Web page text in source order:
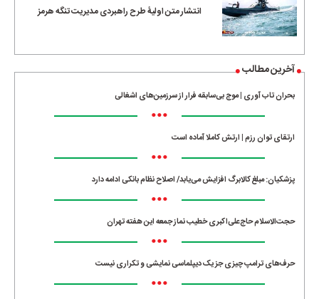
انتشار متن اولیۀ طرح راهبردی مدیریت تنگه هرمز
آخرین مطالب
بحران تاب آوری | موج بی‌سابقه فرار از سرزمین‌های اشغالی
•••
ارتقای توان رزم | ارتش کاملا آماده است
•••
پزشکیان: مبلغ کالابرگ افزایش می‌یابد/ اصلاح نظام بانکی ادامه دارد
•••
حجت‌الاسلام حاج‌علی‌اکبری خطیب نماز جمعه این هفته تهران
•••
حرف‌های ترامپ چیزی جز یک دیپلماسی نمایشی و تکراری نیست
•••